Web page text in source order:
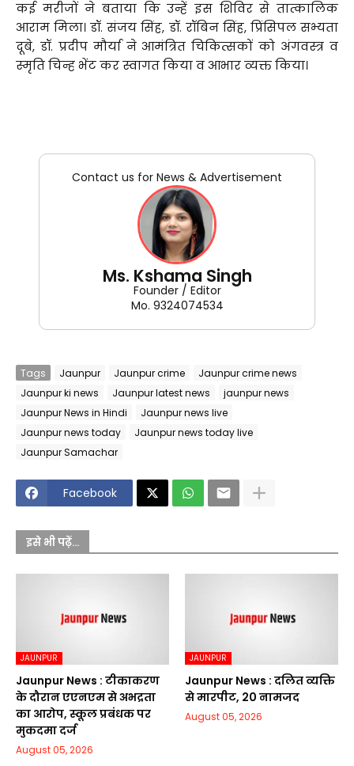
कई मरीजों ने बताया कि उन्हें इस शिविर से तात्कालिक
आराम मिला। डॉ. संजय सिंह, डॉ. रॉबिन सिंह, प्रिंसिपल सभ्यता
दूबे, डॉ. प्रदीप मौर्या ने आमंत्रित चिकित्सकों को अंगवस्त्र व
स्मृति चिन्ह भेंट कर स्वागत किया व आभार व्यक्त किया।
Contact us for News & Advertisement
Ms. Kshama Singh
Founder / Editor
Mo. 9324074534
Tags Jaunpur Jaunpur crime
Jaunpur crime news
Jaunpur ki news
Jaunpur latest news
jaunpur news
Jaunpur News in Hindi
Jaunpur news live
Jaunpur news today
Jaunpur news today live
Jaunpur Samachar
Facebook
इसे भी पढ़ें...
JAUNPUR
Jaunpur News : टीकाकरण
के दौरान एएनएम से अभद्रता
का आरोप, स्कूल प्रबंधक पर
मुकदमा दर्ज
August 05, 2026
JAUNPUR
Jaunpur News : दलित व्यक्ति
से मारपीट, 20 नामजद
August 05, 2026